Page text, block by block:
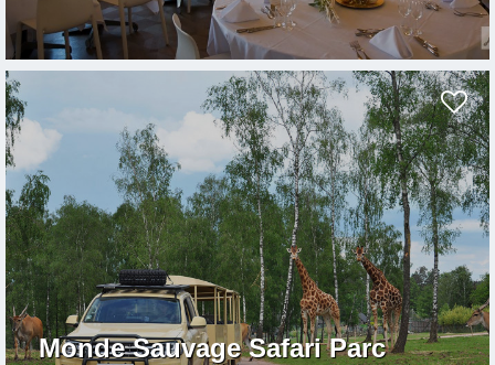
Monde Sauvage Safari Parc